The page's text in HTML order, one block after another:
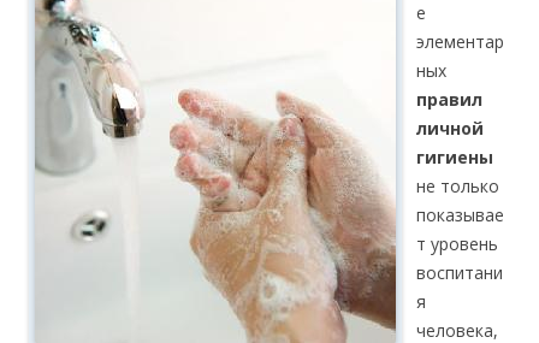
е
элементар
ных
правил
личной
гигиены
не только
показывае
т уровень
воспитани
я
человека,